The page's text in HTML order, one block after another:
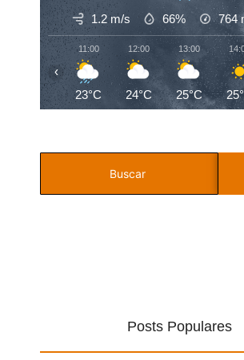
1.2 m/s 66% 764
11:00
23°C
12:00
24°C
13:00
25°C
‹
Posts Populares